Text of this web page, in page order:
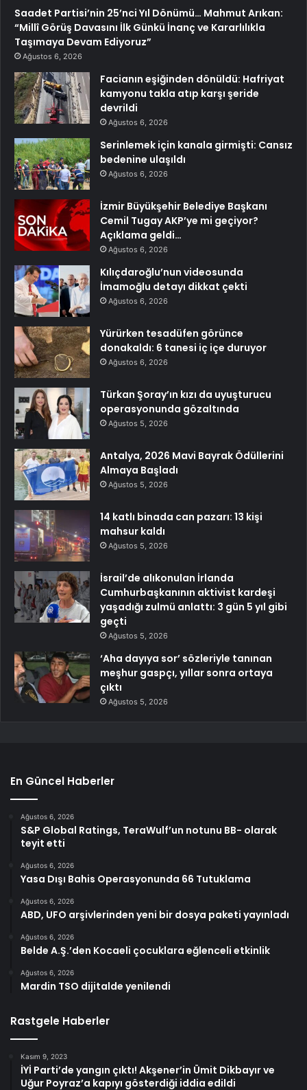
Saadet Partisi’nin 25’nci Yıl Dönümü… Mahmut Arıkan:
“Millî Görüş Davasını İlk Günkü İnanç ve Kararlılıkla
Taşımaya Devam Ediyoruz”
Ağustos 6, 2026
Facianın eşiğinden dönüldü: Hafriyat
kamyonu takla atıp karşı şeride
devrildi
Ağustos 6, 2026
Serinlemek için kanala girmişti: Cansız
bedenine ulaşıldı
Ağustos 6, 2026
İzmir Büyükşehir Belediye Başkanı
Cemil Tugay AKP’ye mi geçiyor?
Açıklama geldi…
Ağustos 6, 2026
Kılıçdaroğlu’nun videosunda
İmamoğlu detayı dikkat çekti
Ağustos 6, 2026
Yürürken tesadüfen görünce
donakaldı: 6 tanesi iç içe duruyor
Ağustos 6, 2026
Türkan Şoray’ın kızı da uyuşturucu
operasyonunda gözaltında
Ağustos 5, 2026
Antalya, 2026 Mavi Bayrak Ödüllerini
Almaya Başladı
Ağustos 5, 2026
14 katlı binada can pazarı: 13 kişi
mahsur kaldı
Ağustos 5, 2026
İsrail’de alıkonulan İrlanda
Cumhurbaşkanının aktivist kardeşi
yaşadığı zulmü anlattı: 3 gün 5 yıl gibi
geçti
Ağustos 5, 2026
‘Aha dayıya sor’ sözleriyle tanınan
meşhur gaspçı, yıllar sonra ortaya
çıktı
Ağustos 5, 2026
En Güncel Haberler
Ağustos 6, 2026
S&P Global Ratings, TeraWulf’un notunu BB- olarak
teyit etti
Ağustos 6, 2026
Yasa Dışı Bahis Operasyonunda 66 Tutuklama
Ağustos 6, 2026
ABD, UFO arşivlerinden yeni bir dosya paketi yayınladı
Ağustos 6, 2026
Belde A.Ş.’den Kocaeli çocuklara eğlenceli etkinlik
Ağustos 6, 2026
Mardin TSO dijitalde yenilendi
Rastgele Haberler
Kasım 9, 2023
İYİ Parti’de yangın çıktı! Akşener’in Ümit Dikbayır ve
Uğur Poyraz’a kapıyı gösterdiği iddia edildi